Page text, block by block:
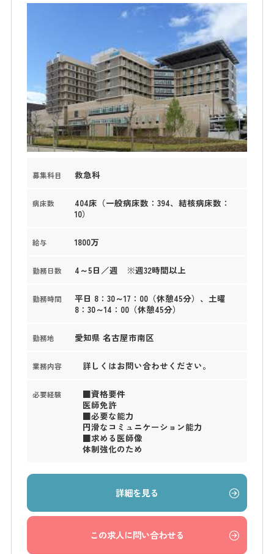
募集科目 救急科
病床数
404床（一般病床数：394、結核病床数：
10）
給与 1800万
勤務日数 4～5日／週 ※週32時間以上
勤務時間
平日 8：30～17：00（休憩45分）、土曜
8：30～14：00（休憩45分）
勤務地 愛知県 名古屋市南区
業務内容 詳しくはお問い合わせください。
必要経験
■資格要件
医師免許
■必要な能力
円滑なコミュニケーション能力
■求める医師像
体制強化のため
詳細を見る
この求人に問い合わせる